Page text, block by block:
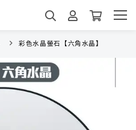
彩色水晶螢石【六角水晶】